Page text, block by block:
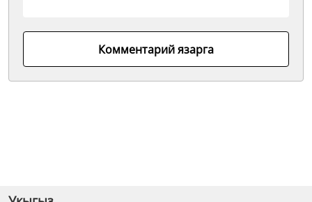
Комментарий язарга